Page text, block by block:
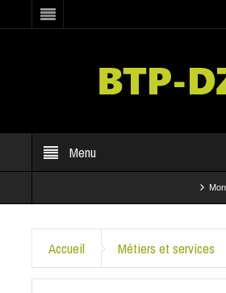
Menu
Monorail
Accueil Métiers et services